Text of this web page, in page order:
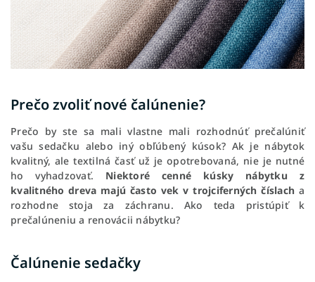
Prečo zvoliť nové čalúnenie?
Prečo by ste sa mali vlastne mali rozhodnúť prečalúniť
vašu sedačku alebo iný obľúbený kúsok? Ak je nábytok
kvalitný, ale textilná časť už je opotrebovaná, nie je nutné
ho vyhadzovať. Niektoré cenné kúsky nábytku z
kvalitného dreva majú často vek v trojciferných číslach a
rozhodne stoja za záchranu. Ako teda pristúpiť k
prečalúneniu a renovácii nábytku?
Čalúnenie sedačky